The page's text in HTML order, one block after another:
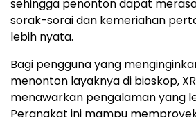
sehingga penonton dapat
sorak-sorai dan kemeriahan
lebih nyata.
Bagi pengguna yang
menonton layaknya di bioskop,
menawarkan pengalaman yang